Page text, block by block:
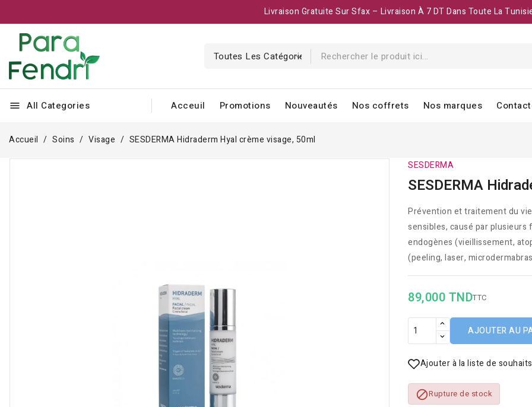
Livraison Gratuite Sur Sfax – Livraison À 7 DT Dans Toute La
menu All Categories Acceuil Promotions Nouveautés Nos coffrets Nos marques
Accueil Soins Visage SESDERMA Hidraderm Hyal crème visage, 50ml
SESDERMA
SESDERMA
Prévention et traitement du
sensibles, causé par
endogènes (vieillissement,
(peeling, laser,
89,000 TNDTTC
AJOUTER AU
Ajouter à la liste de souhaits
Rupture de stock